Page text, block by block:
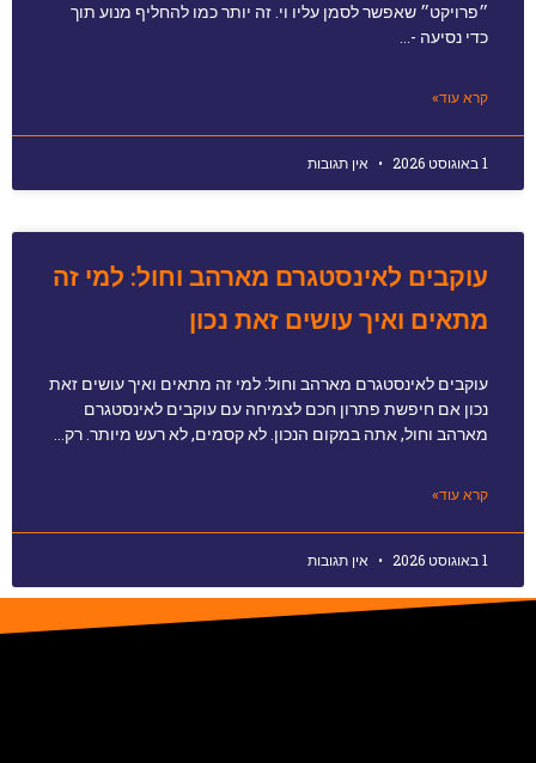
״פרויקט״ שאפשר לסמן עליו וי. זה יותר כמו להחליף מנוע תוך
כדי נסיעה -…
קרא עוד»
1 באוגוסט 2026 אין תגובות
עוקבים לאינסטגרם מארהב וחול: למי זה
מתאים ואיך עושים זאת נכון
עוקבים לאינסטגרם מארהב וחול: למי זה מתאים ואיך עושים זאת
נכון אם חיפשת פתרון חכם לצמיחה עם עוקבים לאינסטגרם
מארהב וחול, אתה במקום הנכון. לא קסמים, לא רעש מיותר. רק…
קרא עוד»
1 באוגוסט 2026 אין תגובות